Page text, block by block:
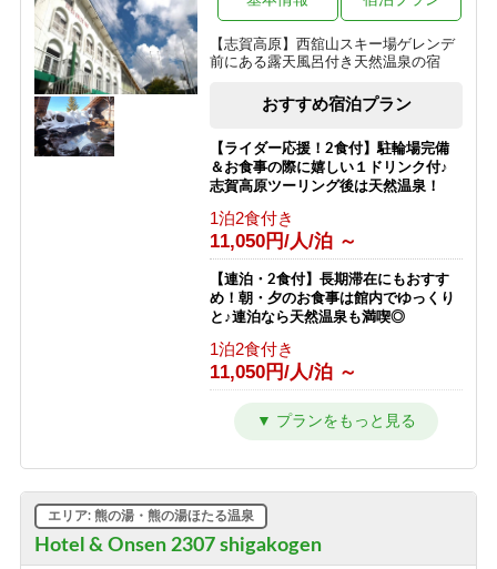
リフト券無料♪
1泊2食付き
17,763円/人/泊 ～
【南館】【室料】連泊プラン / 焼額山
券無料♪
素泊まり
【南館】【朝食付】連泊プラン / 焼額
山スキー場が目の前！小学生までリフ
ト券無料♪
朝食のみ
【南館】【夕朝食付】連泊プラン / 焼
額山スキー場が目の前！小学生までリ
フト券無料♪
16,792円/人/泊 ～
【西館】【室料】バリューレート / 焼
額山スキー場が目の前！小学生までリ
フト券無料♪
夕食のみ
10,500円/人/泊 ～
（夏）【素泊まり】星空の下でリフレ
ッシュ！青葉が美しい高原で過ごす気
ままな休日
素泊まり
9,000円/人/泊 ～
イル参加者限定プラン！お食事はオプ
ションで選択可能！
素泊まり
8,500円/人/泊 ～
【志賀高原】西舘山スキー場ゲレンデ
前にある露天風呂付き天然温泉の宿
おすすめ宿泊プラン
【ライダー応援！2食付】駐輪場完備
＆お食事の際に嬉しい１ドリンク付♪
志賀高原ツーリング後は天然温泉！
1泊2食付き
11,050円/人/泊 ～
【連泊・2食付】長期滞在にもおすす
め！朝・夕のお食事は館内でゆっくり
と♪連泊なら天然温泉も満喫◎
1泊2食付き
11,050円/人/泊 ～
【2食付】お食事はゆっくり館内でお
楽しみ頂けるスタンダード2食！北ア
12,050円/人/泊 ～
【夕食付】早朝に出発される方はこち
ら！北アルプスを望む露天風呂付き♪
Hotel & Onsen 2307 shigakogen
エリア: 熊の湯・熊の湯ほたる温泉